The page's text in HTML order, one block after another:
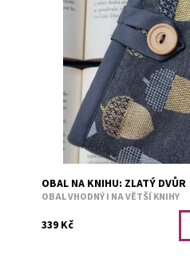
Obal je vhodný i na větší
zajišťuje měkká výplň.
Falešný polibek, Jiskra v...
Dostupnost:
Skladem 14
3159
OBAL NA KNIHU: ZLATÝ DVŮR
OBAL VHODNÝ I NA VĚTŠÍ KNIHY
339 Kč